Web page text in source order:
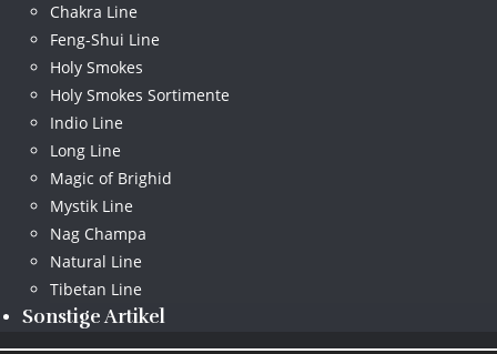
Chakra Line
Feng-Shui Line
Holy Smokes
Holy Smokes Sortimente
Indio Line
Long Line
Magic of Brighid
Mystik Line
Nag Champa
Natural Line
Tibetan Line
Sonstige Artikel